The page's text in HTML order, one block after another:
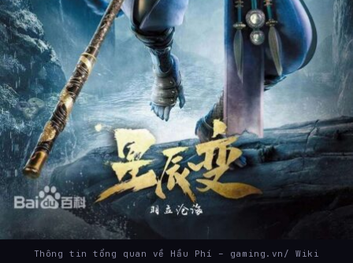
Thông tin tổng quan về Hầu Phí – gaming.vn/ Wiki